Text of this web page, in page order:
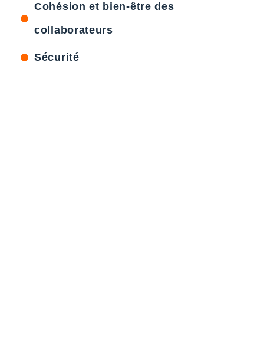
Cohésion et bien-être des
collaborateurs
Sécurité